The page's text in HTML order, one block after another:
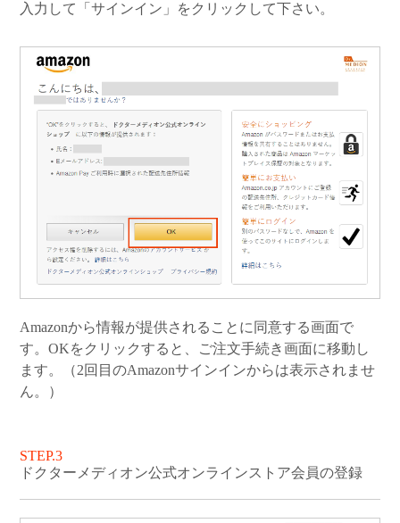
入力して「サインイン」をクリックして下さい。
Amazonから情報が提供されることに同意する画面で
す。OKをクリックすると、ご注文手続き画面に移動し
ます。（2回目のAmazonサインインからは表示されませ
ん。）
STEP.3
ドクターメディオン公式オンラインストア会員の登録